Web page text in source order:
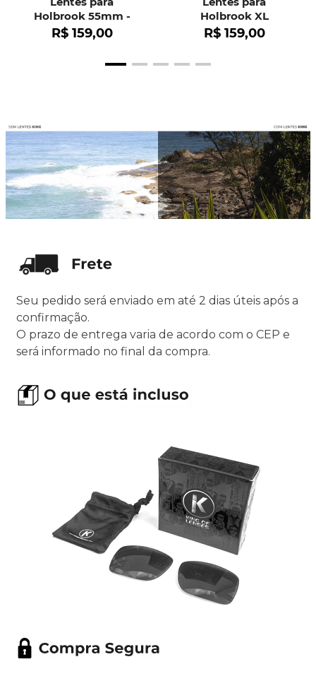
Holbrook 55mm -
OO9102
R$ 159,00
Holbrook XL
R$ 159,00
Seu pedido será enviado em até 2 dias úteis após a
confirmação.
O prazo de entrega varia de acordo com o CEP e
será informado no final da compra.